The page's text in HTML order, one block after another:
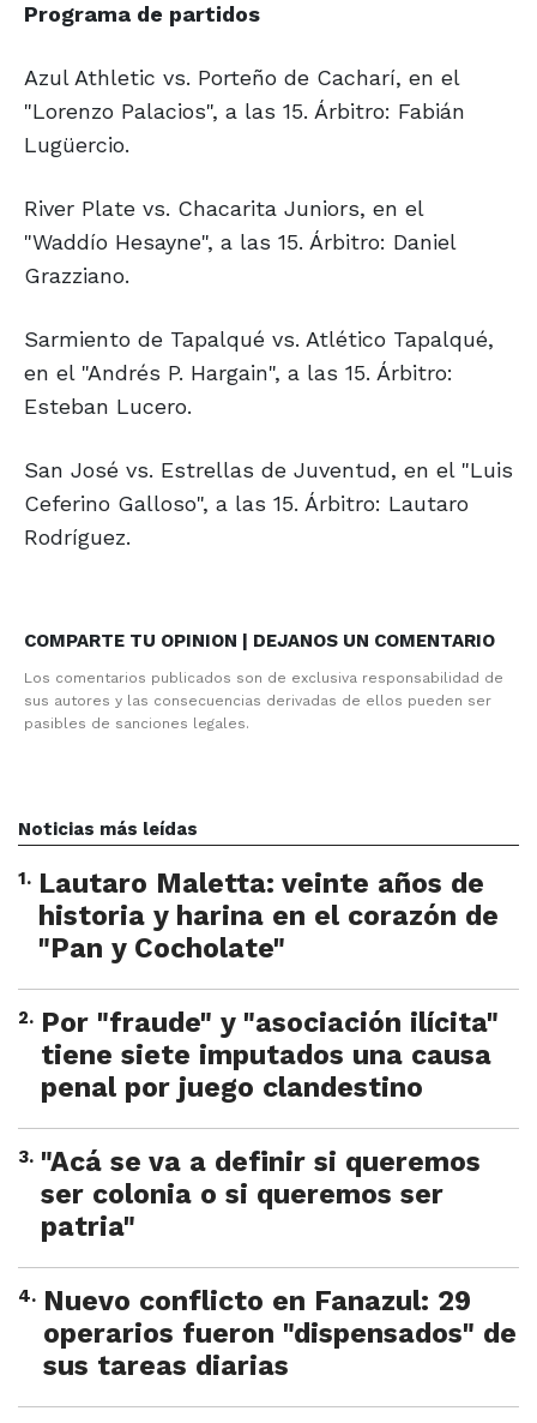
Programa de partidos
Azul Athletic vs. Porteño de Cacharí, en el
"Lorenzo Palacios", a las 15. Árbitro: Fabián
Lugüercio.
River Plate vs. Chacarita Juniors, en el
"Waddío Hesayne", a las 15. Árbitro: Daniel
Grazziano.
Sarmiento de Tapalqué vs. Atlético Tapalqué,
en el "Andrés P. Hargain", a las 15. Árbitro:
Esteban Lucero.
San José vs. Estrellas de Juventud, en el "Luis
Ceferino Galloso", a las 15. Árbitro: Lautaro
Rodríguez.
COMPARTE TU OPINION | DEJANOS UN COMENTARIO
Los comentarios publicados son de exclusiva responsabilidad de
sus autores y las consecuencias derivadas de ellos pueden ser
pasibles de sanciones legales.
Noticias más leídas
1. Lautaro Maletta: veinte años de
historia y harina en el corazón de
"Pan y Cocholate"
2. Por "fraude" y "asociación ilícita"
tiene siete imputados una causa
penal por juego clandestino
3. "Acá se va a definir si queremos
ser colonia o si queremos ser
patria"
4. Nuevo conflicto en Fanazul: 29
operarios fueron "dispensados" de
sus tareas diarias